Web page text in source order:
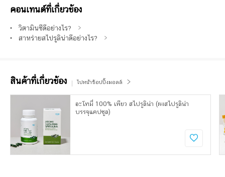
คอนเทนต์ที่เกี่ยวข้อง
วิตามินซีดีอย่างไร?
สาหร่ายสไปรูลิน่าดีอย่างไร?
สินค้าที่เกี่ยวข้อง ไปหน้าช้อปปิ้งมอลล์
อะโทมี่ 100% เพียว สไปรูลิน่า (ผงสไปรูลิน่า
บรรจุแคปซูล)